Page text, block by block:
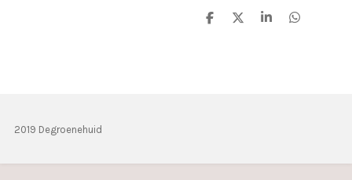
D
D
S
D
2019 Degroenehuid